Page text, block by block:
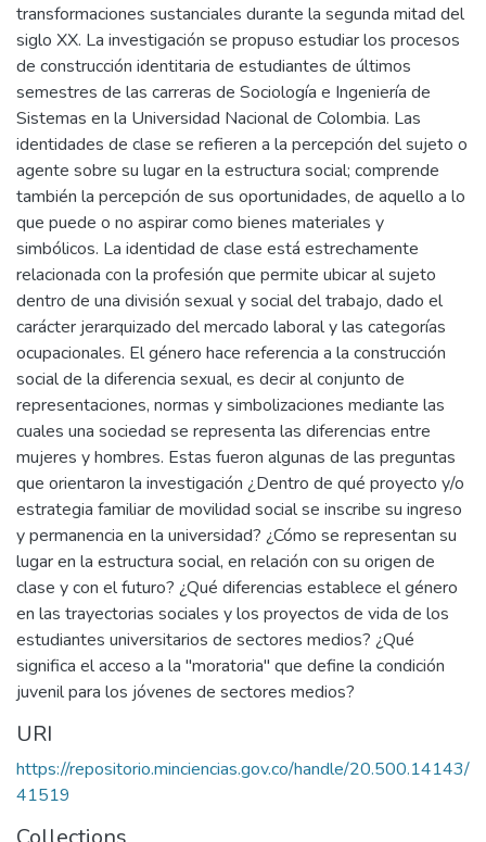
transformaciones sustanciales durante la segunda mitad del
siglo XX. La investigación se propuso estudiar los procesos
de construcción identitaria de estudiantes de últimos
semestres de las carreras de Sociología e Ingeniería de
Sistemas en la Universidad Nacional de Colombia. Las
identidades de clase se refieren a la percepción del sujeto o
agente sobre su lugar en la estructura social; comprende
también la percepción de sus oportunidades, de aquello a lo
que puede o no aspirar como bienes materiales y
simbólicos. La identidad de clase está estrechamente
relacionada con la profesión que permite ubicar al sujeto
dentro de una división sexual y social del trabajo, dado el
carácter jerarquizado del mercado laboral y las categorías
ocupacionales. El género hace referencia a la construcción
social de la diferencia sexual, es decir al conjunto de
representaciones, normas y simbolizaciones mediante las
cuales una sociedad se representa las diferencias entre
mujeres y hombres. Estas fueron algunas de las preguntas
que orientaron la investigación ¿Dentro de qué proyecto y/o
estrategia familiar de movilidad social se inscribe su ingreso
y permanencia en la universidad? ¿Cómo se representan su
lugar en la estructura social, en relación con su origen de
clase y con el futuro? ¿Qué diferencias establece el género
en las trayectorias sociales y los proyectos de vida de los
estudiantes universitarios de sectores medios? ¿Qué
significa el acceso a la "moratoria" que define la condición
juvenil para los jóvenes de sectores medios?
URI
https://repositorio.minciencias.gov.co/handle/20.500.14143/
41519